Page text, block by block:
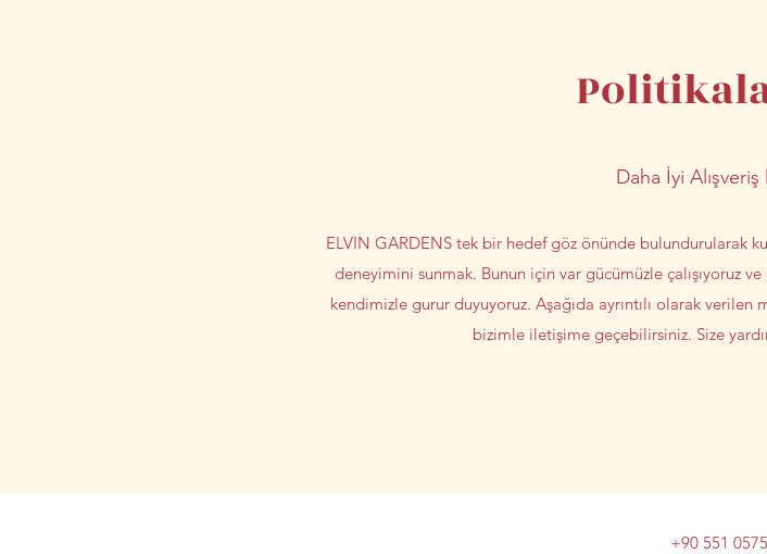
Daha İyi
ELVIN GARDENS tek bir hedef göz önünde bulundurularak
deneyimini sunmak. Bunun için var gücümüzle çalışıyoruz
kendimizle gurur duyuyoruz. Aşağıda ayrıntılı olarak verilen
bizimle iletişime geçebilirsiniz. Size
+90 551